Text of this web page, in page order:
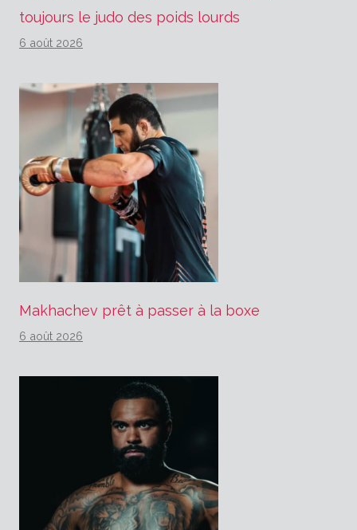
toujours le judo des poids lourds
6 août 2026
Makhachev prêt à passer à la boxe
6 août 2026